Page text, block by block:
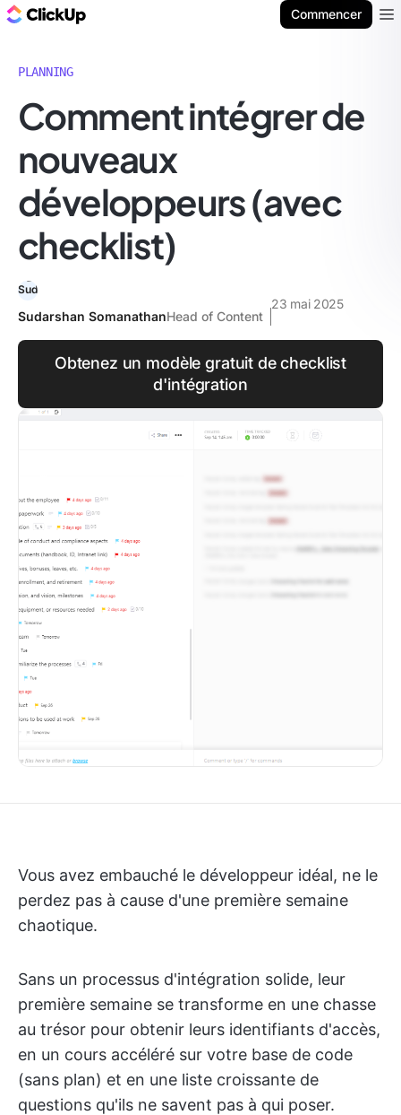
Commencer
PLANNING
Comment intégrer de
nouveaux
développeurs (avec
checklist)
Sudarshan SomanathanHead of Content
23 mai 2025
Obtenez un modèle gratuit de checklist
d'intégration
Vous avez embauché le développeur idéal, ne le
perdez pas à cause d'une première semaine
chaotique.
Sans un processus d'intégration solide, leur
première semaine se transforme en une chasse
au trésor pour obtenir leurs identifiants d'accès,
en un cours accéléré sur votre base de code
(sans plan) et en une liste croissante de
questions qu'ils ne savent pas à qui poser.